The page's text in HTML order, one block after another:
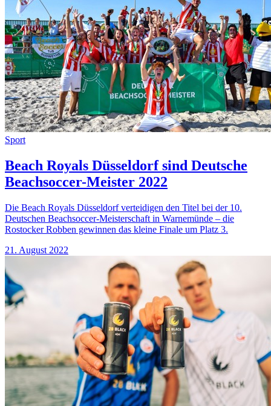
Sport
Beach Royals Düsseldorf sind Deutsche
Beachsoccer-Meister 2022
Die Beach Royals Düsseldorf verteidigen den Titel bei der 10.
Deutschen Beachsoccer-Meisterschaft in Warnemünde – die
Rostocker Robben gewinnen das kleine Finale um Platz 3.
21. August 2022